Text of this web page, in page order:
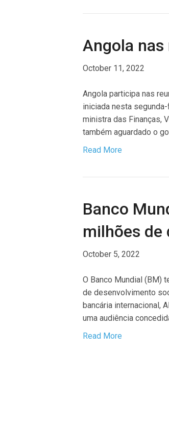
Angola nas
October 11, 2022
Angola participa nas
iniciada nesta
ministra das Finanças,
também aguardado o
Read More
Banco
milhões de
October 5, 2022
O Banco Mundial (BM)
de desenvolvimento
bancária internacional,
uma audiência
Read More